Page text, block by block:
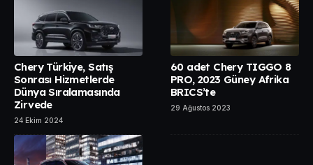
Chery Türkiye, Satış
Sonrası Hizmetlerde
Dünya Sıralamasında
Zirvede
24 Ekim 2024
60 adet Chery TIGGO 8
PRO, 2023 Güney Afrika
BRICS’te
29 Ağustos 2023